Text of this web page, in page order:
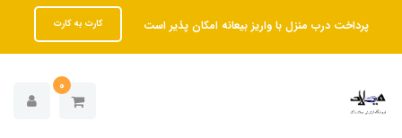
پرداخت درب منزل با واریز بیعانه امکان پذیر است کارت به کارت
0